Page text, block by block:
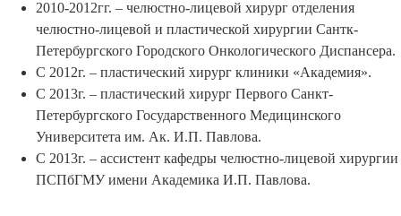
2010-2012гг. – челюстно-лицевой хирург отделения
челюстно-лицевой и пластической хирургии Сантк-
Петербургского Городского Онкологического Диспансера.
С 2012г. – пластический хирург клиники «Академия».
С 2013г. – пластический хирург Первого Санкт-
Петербургского Государственного Медицинского
Университета им. Ак. И.П. Павлова.
С 2013г. – ассистент кафедры челюстно-лицевой хирургии
ПСПбГМУ имени Академика И.П. Павлова.